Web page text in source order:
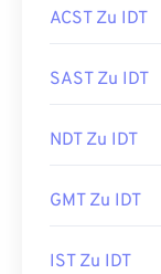
ACST Zu IDT
SAST Zu IDT
NDT Zu IDT
GMT Zu IDT
IST Zu IDT